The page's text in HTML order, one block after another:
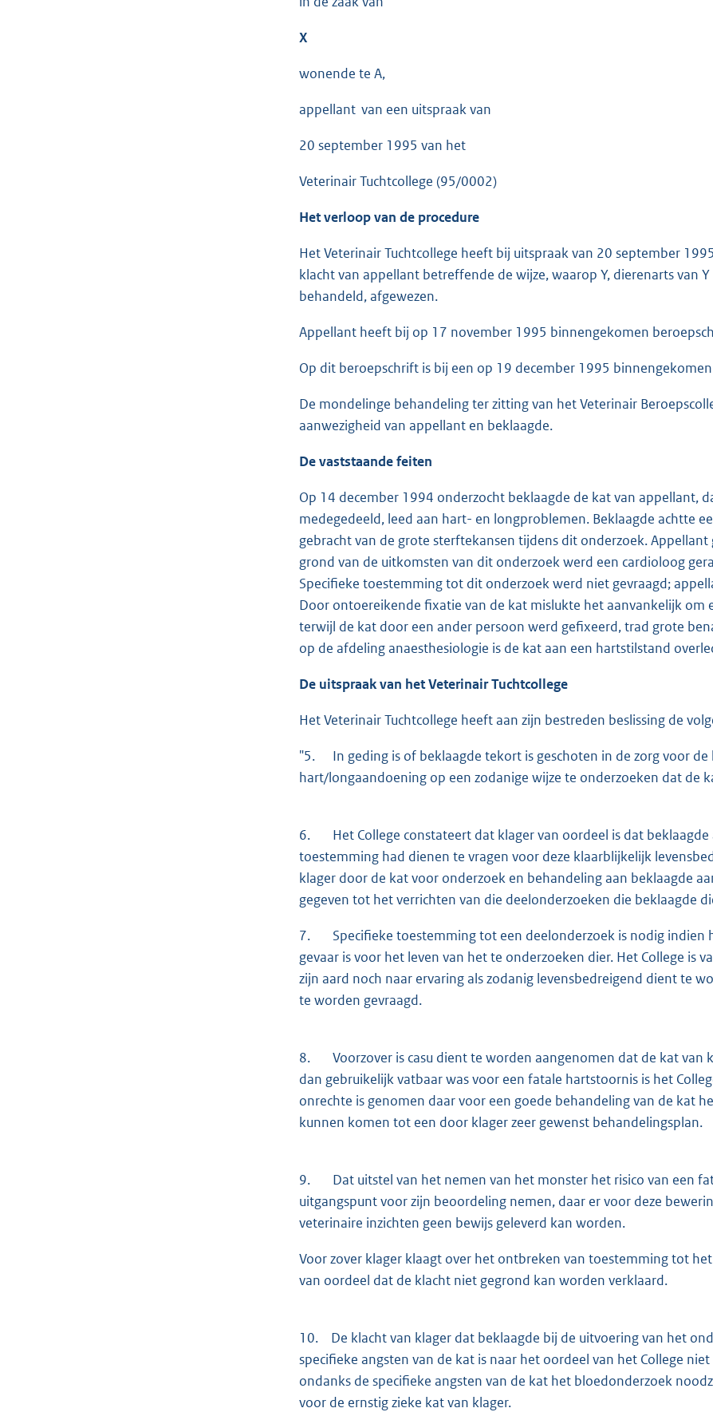
X
wonende te A,
appellant van een uitspraak van
20 september 1995 van het
Veterinair Tuchtcollege (95/0002)
Het verloop van de procedure
Het Veterinair Tuchtcollege heeft bij uitspraak van 20 september
klacht van appellant betreffende de wijze, waarop Y, dierenarts van
behandeld, afgewezen.
Appellant heeft bij op 17 november 1995 binnengekomen
Op dit beroepschrift is bij een op 19 december 1995
De mondelinge behandeling ter zitting van het Veterinair
aanwezigheid van appellant en beklaagde.
De vaststaande feiten
Op 14 december 1994 onderzocht beklaagde de kat van appellant,
medegedeeld, leed aan hart- en longproblemen. Beklaagde achtte
gebracht van de grote sterftekansen tijdens dit onderzoek.
grond van de uitkomsten van dit onderzoek werd een cardioloog
Specifieke toestemming tot dit onderzoek werd niet gevraagd;
Door ontoereikende fixatie van de kat mislukte het aanvankelijk
terwijl de kat door een ander persoon werd gefixeerd, trad grote
op de afdeling anaesthesiologie is de kat aan een hartstilstand
De uitspraak van het Veterinair Tuchtcollege
Het Veterinair Tuchtcollege heeft aan zijn bestreden beslissing de
"5. In geding is of beklaagde tekort is geschoten in de zorg voor de
hart/longaandoening op een zodanige wijze te onderzoeken dat de
6. Het College constateert dat klager van oordeel is dat
toestemming had dienen te vragen voor deze klaarblijkelijk
klager door de kat voor onderzoek en behandeling aan beklaagde
gegeven tot het verrichten van die deelonderzoeken die beklaagde
7. Specifieke toestemming tot een deelonderzoek is nodig indien
gevaar is voor het leven van het te onderzoeken dier. Het College is
zijn aard noch naar ervaring als zodanig levensbedreigend dient te
te worden gevraagd.
8. Voorzover is casu dient te worden aangenomen dat de kat van
dan gebruikelijk vatbaar was voor een fatale hartstoornis is het
onrechte is genomen daar voor een goede behandeling van de kat
kunnen komen tot een door klager zeer gewenst behandelingsplan.
9. Dat uitstel van het nemen van het monster het risico van een
uitgangspunt voor zijn beoordeling nemen, daar er voor deze
veterinaire inzichten geen bewijs geleverd kan worden.
Voor zover klager klaagt over het ontbreken van toestemming tot
van oordeel dat de klacht niet gegrond kan worden verklaard.
10. De klacht van klager dat beklaagde bij de uitvoering van het
specifieke angsten van de kat is naar het oordeel van het College
ondanks de specifieke angsten van de kat het bloedonderzoek
voor de ernstig zieke kat van klager.